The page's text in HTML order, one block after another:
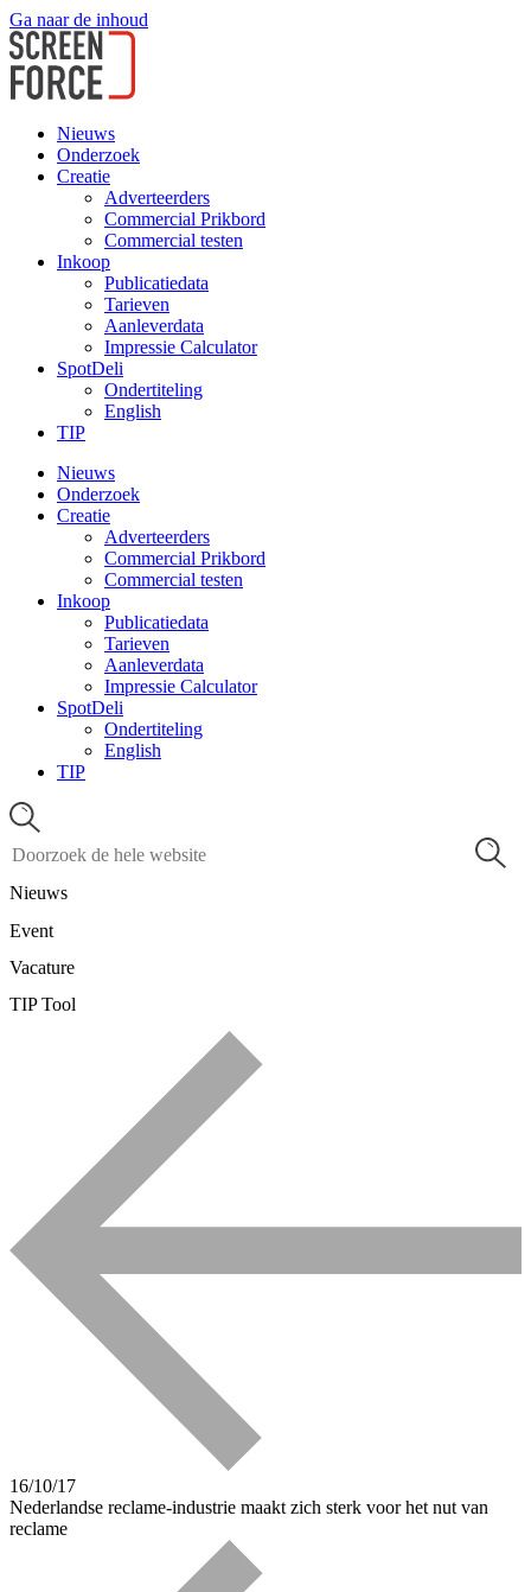
Ga naar de inhoud
Nieuws
Onderzoek
Creatie
Adverteerders
Commercial Prikbord
Commercial testen
Inkoop
Publicatiedata
Tarieven
Aanleverdata
Impressie Calculator
SpotDeli
Ondertiteling
English
TIP
Nieuws
Onderzoek
Creatie
Adverteerders
Commercial Prikbord
Commercial testen
Inkoop
Publicatiedata
Tarieven
Aanleverdata
Impressie Calculator
SpotDeli
Ondertiteling
English
TIP
Nieuws
Event
Vacature
TIP Tool
16/10/17
Nederlandse reclame-industrie maakt zich sterk voor het nut van
reclame